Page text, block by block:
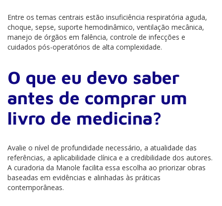
Entre os temas centrais estão insuficiência respiratória aguda,
choque, sepse, suporte hemodinâmico, ventilação mecânica,
manejo de órgãos em falência, controle de infecções e
cuidados pós-operatórios de alta complexidade.
O que eu devo saber
antes de comprar um
livro de medicina?
Avalie o nível de profundidade necessário, a atualidade das
referências, a aplicabilidade clínica e a credibilidade dos autores.
A curadoria da Manole facilita essa escolha ao priorizar obras
baseadas em evidências e alinhadas às práticas
contemporâneas.